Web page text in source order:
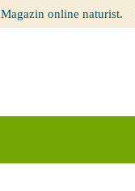
Magazin online naturist.